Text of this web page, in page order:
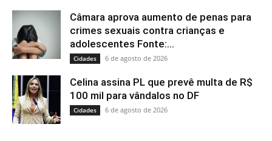
Câmara aprova aumento de penas para
crimes sexuais contra crianças e
adolescentes Fonte:...
Cidades 6 de agosto de 2026
Celina assina PL que prevê multa de R$
100 mil para vândalos no DF
Cidades 6 de agosto de 2026